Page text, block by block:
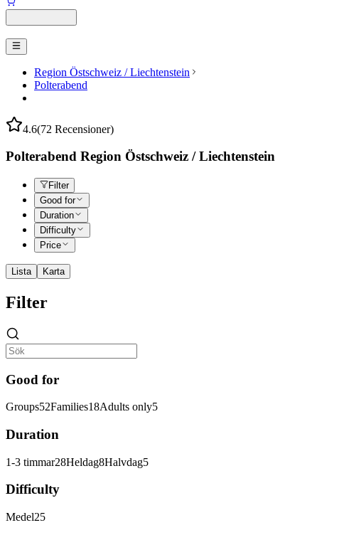
Region Östschweiz / Liechtenstein
Polterabend
4.6(72 Recensioner)
Polterabend Region Östschweiz / Liechtenstein
Filter
Good for
Duration
Difficulty
Price
Lista Karta
Filter
Good for
Groups52Families18Adults only5
Duration
1-3 timmar28Heldag8Halvdag5
Difficulty
Medel25